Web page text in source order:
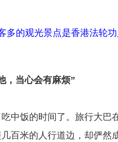
多的观光景点是香港法轮
，当心会有麻烦”
饭的时间了。旅行大巴
百米的人行道边，却俨然